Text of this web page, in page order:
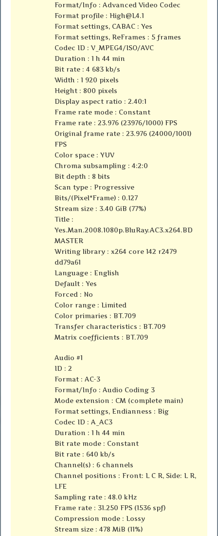
Format/Info : Advanced Video Codec
Format profile :High@L4.1
Format settings, CABAC : Yes
Format settings, ReFrames : 5 frames
Codec ID : V_MPEG4/ISO/AVC
Duration : 1 h 44 min
Bit rate : 4 683 kb/s
Width : 1 920 pixels
Height : 800 pixels
Display aspect ratio : 2.40:1
Frame rate mode : Constant
Frame rate : 23.976 (23976/1000) FPS
Original frame rate : 23.976 (24000/1001)
FPS
Color space : YUV
Chroma subsampling : 4:2:0
Bit depth : 8 bits
Scan type : Progressive
Bits/(Pixel*Frame) : 0.127
Stream size : 3.40 GiB (77%)
Title :
Yes.Man.2008.1080p.BluRay.AC3.x264.BD
MASTER
Writing library : x264 core 142 r2479
dd79a61
Language : English
Default : Yes
Forced : No
Color range : Limited
Color primaries : BT.709
Transfer characteristics : BT.709
Matrix coefficients : BT.709
Audio #1
ID : 2
Format : AC-3
Format/Info : Audio Coding 3
Mode extension : CM (complete main)
Format settings, Endianness : Big
Codec ID : A_AC3
Duration : 1 h 44 min
Bit rate mode : Constant
Bit rate : 640 kb/s
Channel(s) : 6 channels
Channel positions : Front: L C R, Side: L R,
LFE
Sampling rate : 48.0 kHz
Frame rate : 31.250 FPS (1536 spf)
Compression mode : Lossy
Stream size : 478 MiB (11%)